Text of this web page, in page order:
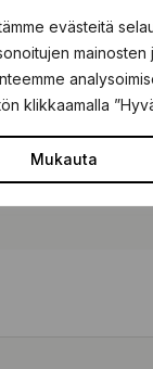
evästeitä
mainosten
klikkaamalla
Mukauta
ja tilaa
tähän...
hyväksyt,